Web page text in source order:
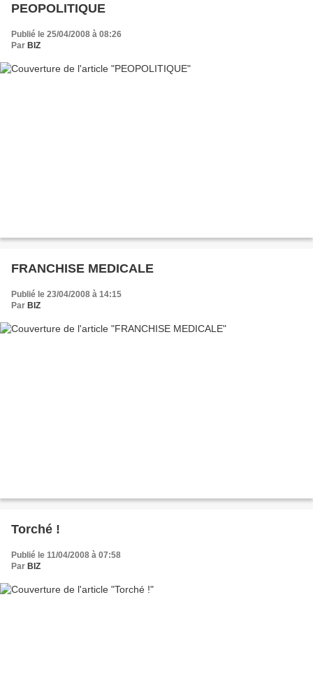
PEOPOLITIQUE
Publié le 25/04/2008 à 08:26
Par BIZ
FRANCHISE MEDICALE
Publié le 23/04/2008 à 14:15
Par BIZ
Torché !
Publié le 11/04/2008 à 07:58
Par BIZ